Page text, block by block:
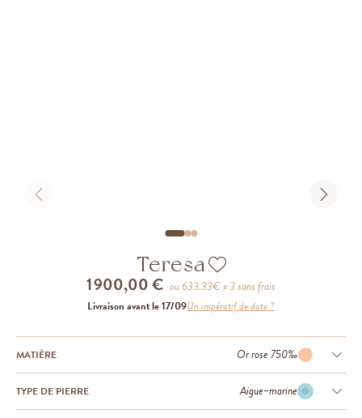
Teresa
1 900,00 € ou633.33€ x 3 sans frais
Livraison avant le 17/09Un impératif de date ?
MATIÈRE Or rose 750‰
TYPE DE PIERRE Aigue−marine